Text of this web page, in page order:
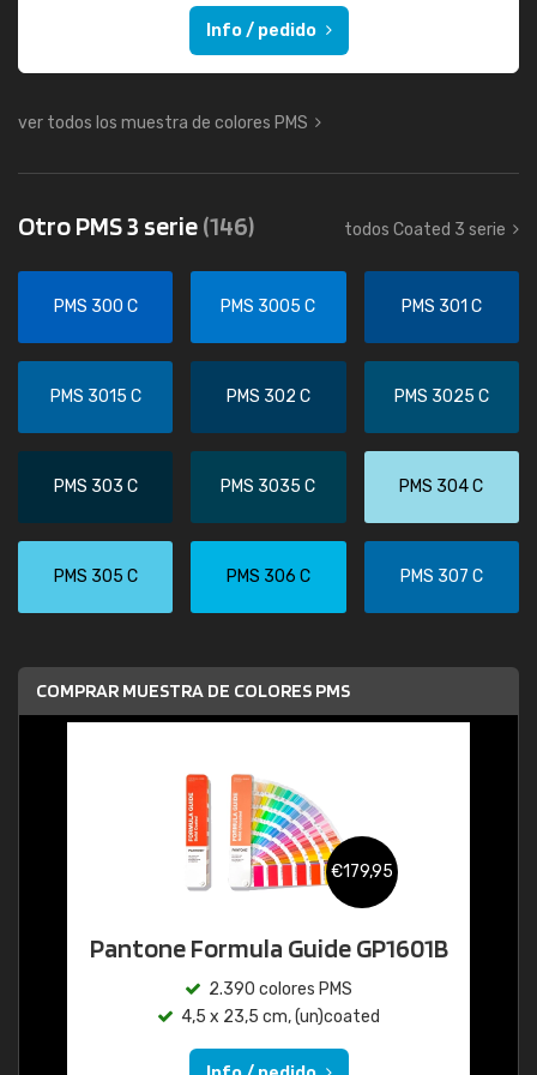
Info / pedido
ver todos los muestra de colores PMS
Otro PMS 3 serie(146) todos Coated 3 serie
PMS 300 C PMS 3005 C PMS 301 C
PMS 3015 C PMS 302 C PMS 3025 C
PMS 303 C PMS 3035 C PMS 304 C
PMS 305 C PMS 306 C PMS 307 C
COMPRAR MUESTRA DE COLORES PMS
€179,95
Pantone Formula Guide GP1601B
2.390 colores PMS
4,5 x 23,5 cm, (un)coated